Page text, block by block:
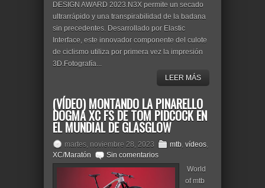
DESIGN AWARD 2023.N3X permite un secado
ultrarrápido y una transpirabilidad de la badana
sin precedentes. Desarrollado por Elastic
Interface, este innovador componente del culote
de ciclismo utiliza por primera vez la impresión
3D.Fotografía...
LEER MÁS
(VÍDEO) MONTANDO LA PINARELLO
DOGMA XC FS DE TOM PIDCOCK EN
EL MUNDIAL DE GLASGLOW
martes, noviembre 28, 2023 mtb, vídeos,
XC/Maratón
Sin comentarios
World
of mtb